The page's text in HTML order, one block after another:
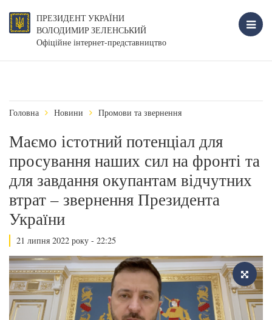
ПРЕЗИДЕНТ УКРАЇНИ
ВОЛОДИМИР ЗЕЛЕНСЬКИЙ
Офіційне інтернет-представництво
Головна Новини Промови та звернення
Маємо істотний потенціал для
просування наших сил на фронті та
для завдання окупантам відчутних
втрат – звернення Президента
України
21 липня 2022 року - 22:25